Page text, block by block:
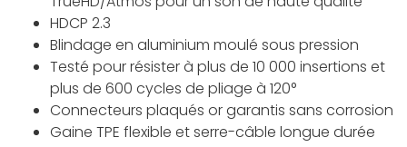
HDCP 2.3
Blindage en aluminium moulé sous pression
Testé pour résister à plus de 10 000 insertions et
plus de 600 cycles de pliage à 120°
Connecteurs plaqués or garantis sans corrosion
Gaine TPE flexible et serre-câble longue durée